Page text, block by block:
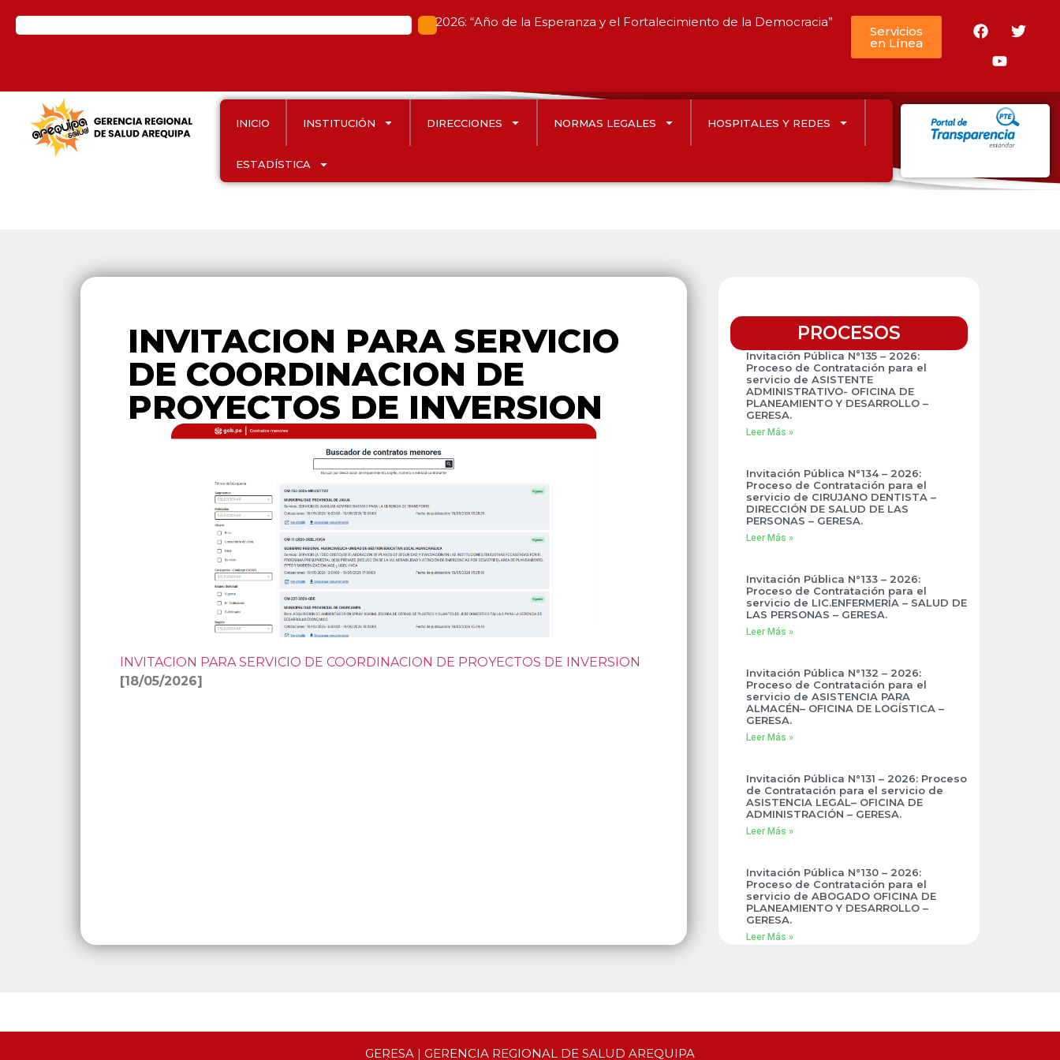
2026: “Año de la Esperanza y el Fortalecimiento de la Democracia”
Servicios
en Línea
INICIO INSTITUCIÓN DIRECCIONES NORMAS LEGALES HOSPITALES Y REDES
ESTADÍSTICA
INVITACION PARA SERVICIO
DE COORDINACION DE
PROYECTOS DE INVERSION
INVITACION PARA SERVICIO DE COORDINACION DE PROYECTOS DE INVERSION
[18/05/2026]
PROCESOS
Invitación Pública N°135 – 2026:
Proceso de Contratación para el
servicio de ASISTENTE
ADMINISTRATIVO- OFICINA DE
PLANEAMIENTO Y DESARROLLO –
GERESA.
Leer Más »
Invitación Pública N°134 – 2026:
Proceso de Contratación para el
servicio de CIRUJANO DENTISTA –
DIRECCIÓN DE SALUD DE LAS
PERSONAS – GERESA.
Leer Más »
Invitación Pública N°133 – 2026:
Proceso de Contratación para el
servicio de LIC.ENFERMERÍA – SALUD DE
LAS PERSONAS – GERESA.
Leer Más »
Invitación Pública N°132 – 2026:
Proceso de Contratación para el
servicio de ASISTENCIA PARA
ALMACÉN– OFICINA DE LOGÍSTICA –
GERESA.
Leer Más »
Invitación Pública N°131 – 2026: Proceso
de Contratación para el servicio de
ASISTENCIA LEGAL– OFICINA DE
ADMINISTRACIÓN – GERESA.
Leer Más »
Invitación Pública N°130 – 2026:
Proceso de Contratación para el
servicio de ABOGADO OFICINA DE
PLANEAMIENTO Y DESARROLLO –
GERESA.
Leer Más »
GERESA | GERENCIA REGIONAL DE SALUD AREQUIPA